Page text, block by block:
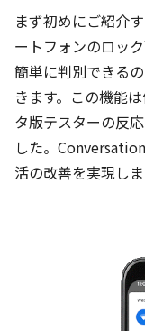
まず初めにご紹介
ートフォンのロッ
簡単に判別できる
きます。この機能
タ版テスターの反
した。
活の改善を実現しま